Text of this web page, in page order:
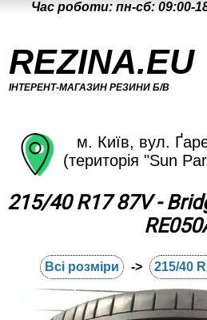
Час роботи: пн-сб: 09:00-
REZINA.EU
ІНТЕРЕНТ-МАГАЗИН РЕЗИНИ Б/В
м. Київ, вул.
(територія "Sun
215/40 R17 87V -
Всі розміри -> 215/40